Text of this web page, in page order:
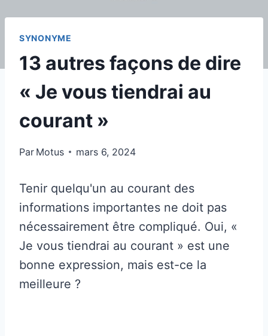
SYNONYME
13 autres façons de dire
« Je vous tiendrai au
courant »
Par Motus mars 6, 2024
Tenir quelqu'un au courant des
informations importantes ne doit pas
nécessairement être compliqué. Oui, «
Je vous tiendrai au courant » est une
bonne expression, mais est-ce la
meilleure ?